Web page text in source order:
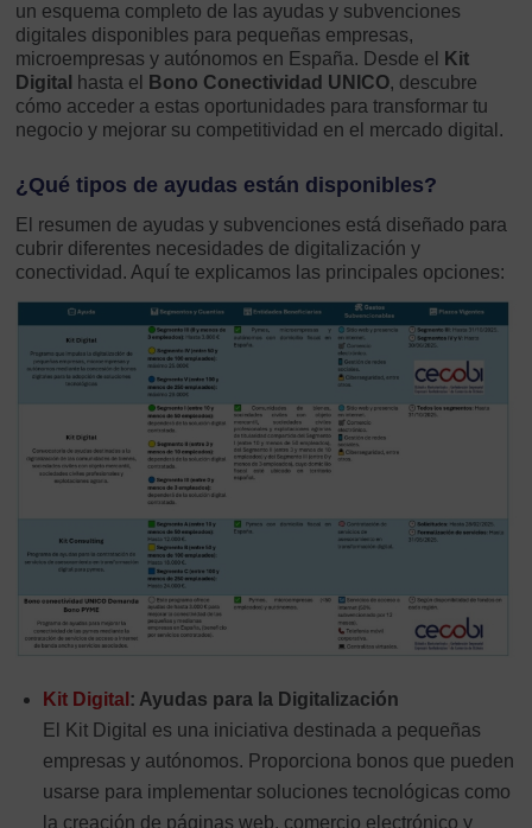
un esquema completo de las ayudas y subvenciones
digitales disponibles para pequeñas empresas,
microempresas y autónomos en España. Desde el
Kit
Digital
hasta el Bono Conectividad UNICO, descubre
cómo acceder a estas oportunidades para transformar tu
negocio y mejorar su competitividad en el mercado digital.
¿Qué tipos de ayudas están disponibles?
El resumen de ayudas y subvenciones está diseñado para
cubrir diferentes necesidades de digitalización y
conectividad. Aquí te explicamos las principales opciones:
Kit Digital : Ayudas para la Digitalización
El Kit Digital es una iniciativa destinada a pequeñas
empresas y autónomos. Proporciona bonos que pueden
usarse para implementar soluciones tecnológicas como
la creación de páginas web, comercio electrónico y